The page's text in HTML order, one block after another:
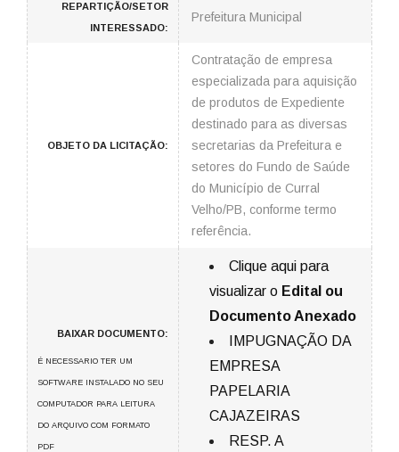
REPARTIÇÃO/SETOR
INTERESSADO:
Prefeitura Municipal
OBJETO DA LICITAÇÃO:
Contratação de empresa
especializada para aquisição
de produtos de Expediente
destinado para as diversas
secretarias da Prefeitura e
setores do Fundo de Saúde
do Município de Curral
Velho/PB, conforme termo
referência.
BAIXAR DOCUMENTO:
É NECESSARIO TER UM
SOFTWARE INSTALADO NO SEU
COMPUTADOR PARA LEITURA
DO ARQUIVO COM FORMATO
PDF
Clique aqui para
visualizar o Edital ou
Documento Anexado
IMPUGNAÇÃO DA
EMPRESA
PAPELARIA
CAJAZEIRAS
RESP. A